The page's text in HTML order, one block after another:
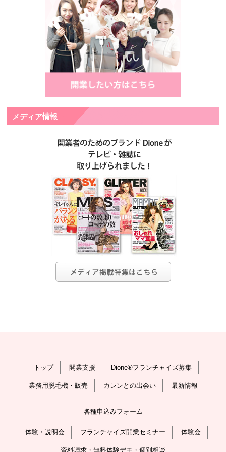
メディア情報
トップ 開業支援 Dione®フランチャイズ募集
業務用脱毛機・販売 カレンとの出会い 最新情報
各種申込みフォーム
体験・説明会 フランチャイズ開業セミナー 体験会
資料請求・無料体験デモ・個別相談